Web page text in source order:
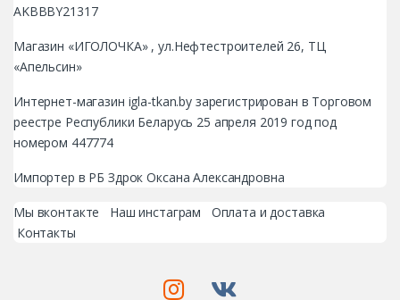
AKBBBY21317
Магазин «ИГОЛОЧКА» , ул.Нефтестроителей 26, ТЦ
«Апельсин»
Интернет-магазин igla-tkan.by зарегистрирован в Торговом
реестре Республики Беларусь 25 апреля 2019 год под
номером 447774
Импортер в РБ Здрок Оксана Александровна
Мы вконтакте Наш инстаграм
Оплата и доставка
Контакты